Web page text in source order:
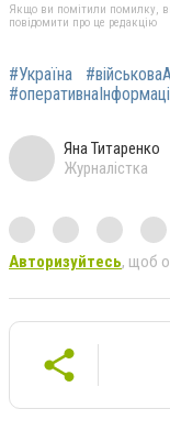
Якщо ви помітили помилку,
повідомити про це редакцію
#Україна
Яна Титаренко
Журналістка
Авторизуйтесь, щоб